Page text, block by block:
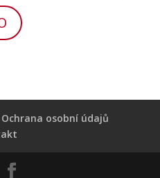
Ochrana osobní údajů